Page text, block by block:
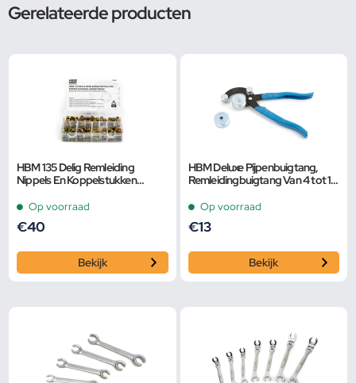
Gerelateerde producten
HBM 135 Delig Remleiding
Nippels En Koppelstukken
Op voorraad
€40
Bekijk
HBM Deluxe Pijpenbuigtang,
Remleidingbuigtang Van 4 tot 10
Op voorraad
€13
Bekijk